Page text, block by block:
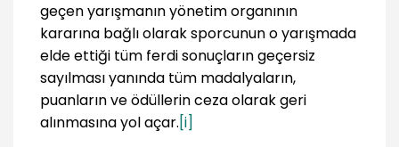
geçen yarışmanın yönetim organının
kararına bağlı olarak sporcunun o yarışmada
elde ettiği tüm ferdi sonuçların geçersiz
sayılması yanında tüm madalyaların,
puanların ve ödüllerin ceza olarak geri
alınmasına yol açar.[i]